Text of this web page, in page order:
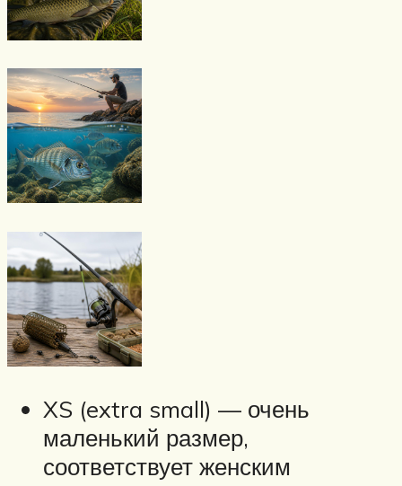
XS (extra small) — очень
маленький размер,
соответствует женским